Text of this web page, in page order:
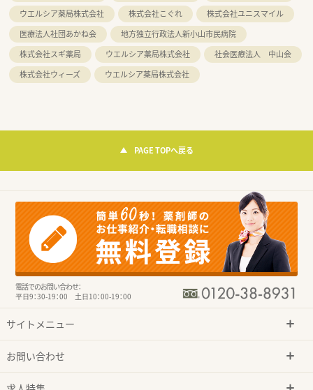
ウエルシア薬局株式会社
株式会社こぐれ
株式会社ユニスマイル
医療法人社団あかね会
地方独立行政法人新小山市民病院
株式会社スギ薬局
ウエルシア薬局株式会社
社会医療法人 中山会
株式会社ウィーズ
ウエルシア薬局株式会社
PAGE TOPへ戻る
電話でのお問い合わせ：
平日9：30-19：00 土日10：00-19：00
サイトメニュー
お問い合わせ